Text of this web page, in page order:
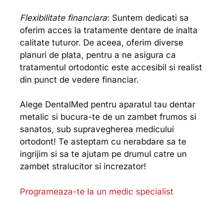
Flexibilitate financiara: Suntem dedicati sa
oferim acces la tratamente dentare de inalta
calitate tuturor. De aceea, oferim diverse
planuri de plata, pentru a ne asigura ca
tratamentul ortodontic este accesibil si realist
din punct de vedere financiar.
Alege DentalMed pentru aparatul tau dentar
metalic si bucura-te de un zambet frumos si
sanatos, sub supravegherea medicului
ortodont! Te asteptam cu nerabdare sa te
ingrijim si sa te ajutam pe drumul catre un
zambet stralucitor si increzator!
Programeaza-te la un medic specialist